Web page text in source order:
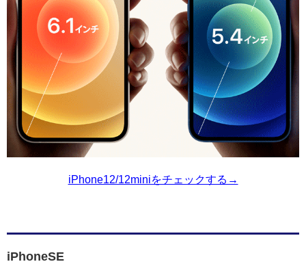
iPhone12/12miniをチェックする→
iPhoneSE